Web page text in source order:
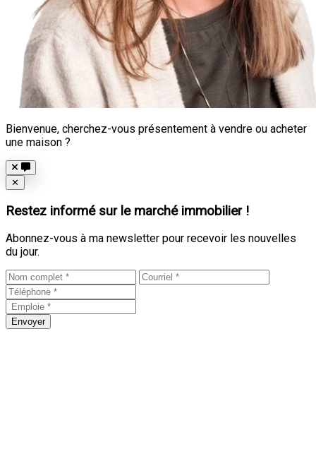
Bienvenue, cherchez-vous présentement à vendre ou acheter
une maison ?
Close
✕
Restez informé sur le marché immobilier !
Abonnez-vous à ma newsletter pour recevoir les nouvelles
du jour.
Envoyer